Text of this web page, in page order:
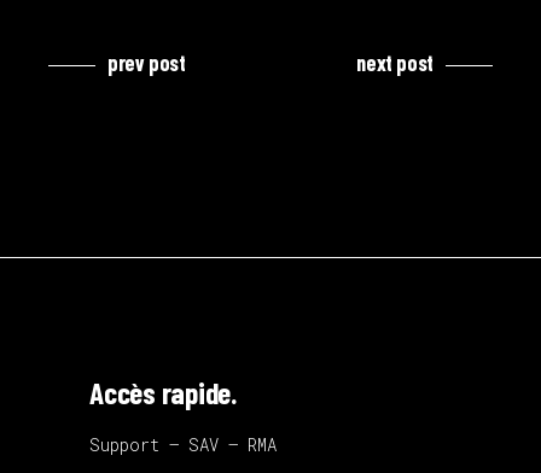
prev post next post
Accès rapide.
Support – SAV – RMA